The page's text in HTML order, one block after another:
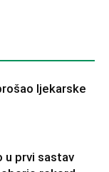
ljekarske
u prvi sastav